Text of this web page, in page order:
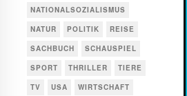
NATIONALSOZIALISMUS
NATUR
POLITIK
REISE
SACHBUCH
SCHAUSPIEL
SPORT
THRILLER
TIERE
TV
USA
WIRTSCHAFT